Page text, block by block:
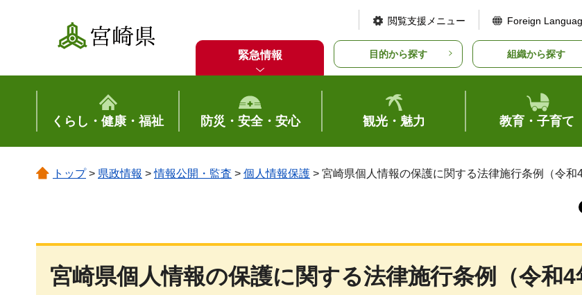
宮崎県
閲覧支援メニュー Foreign
緊急情報 目的から探す 組織から探す
くらし・健康・福祉 防災・安全・安心 観光・魅力 教育・子育て
トップ> 県政情報 >情報公開・監査 > 個人情報保護 > 宮崎県個人情報の保護に関する法律施行条例（令和
宮崎県個人情報の保護に関する法律施行条例（令和4